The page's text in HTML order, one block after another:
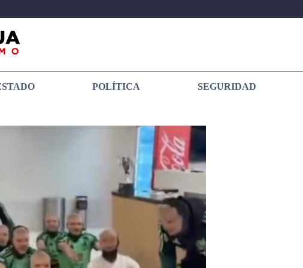
POLÍTICA SEGURIDAD